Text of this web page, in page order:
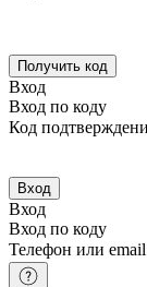
Получить код
Вход
Вход по коду
Код
Вход
Вход
Вход по коду
Телефон или email